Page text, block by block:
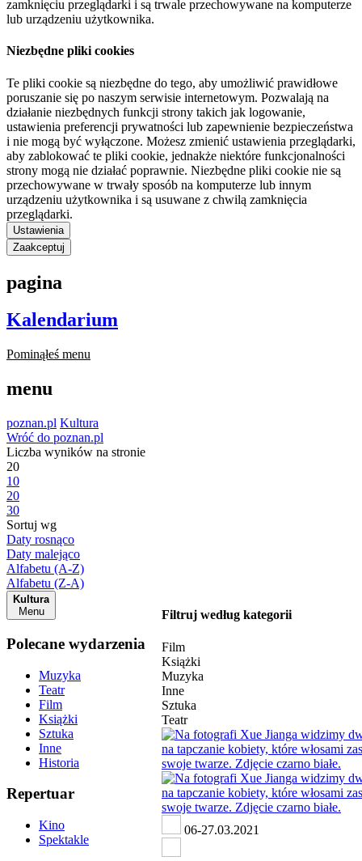
zamknięciu przeglądarki i są trwale przechowywane na komputerze
lub urządzeniu użytkownika.
Niezbędne pliki cookies
Te pliki cookie są niezbędne do tego, aby umożliwić prawidłowe
poruszanie się po naszym serwisie internetowym. Pozwalają na
działanie niezbędnych funkcji strony takich jak logowanie,
ustawienia preferencji prywatności lub zapewnienie bezpieczeństwa
i nie mogą być wyłączone. Możesz zmienić ustawienia przeglądarki,
aby zablokować te pliki cookie, jednakże niektóre funkcjonalności
strony mogą nie działać poprawnie. Niezbędne pliki cookie nie są
przechowywane w trwały sposób na komputerze lub innym
urządzeniu użytkownika i są usuwane z chwilą zamknięcia
przeglądarki.
Ustawienia
Zaakceptuj
pagina
Kalendarium
Pominąłeś menu
menu
poznan.pl Kultura
Wróć do poznan.pl
Liczba wyników na stronie
20
10
20
30
Sortuj wg
Daty rosnąco
Daty malejąco
Alfabetu (A-Z)
Alfabetu (Z-A)
Kultura
Menu
Polecane wydarzenia
Muzyka
Teatr
Film
Książki
Sztuka
Inne
Historia
Repertuar
Kino
Spektakle
Filtruj według kategorii
Film
Książki
Muzyka
Inne
Sztuka
Teatr
06-27.03.2021